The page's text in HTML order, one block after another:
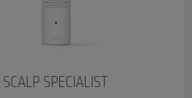
SCALP SPECIALIST